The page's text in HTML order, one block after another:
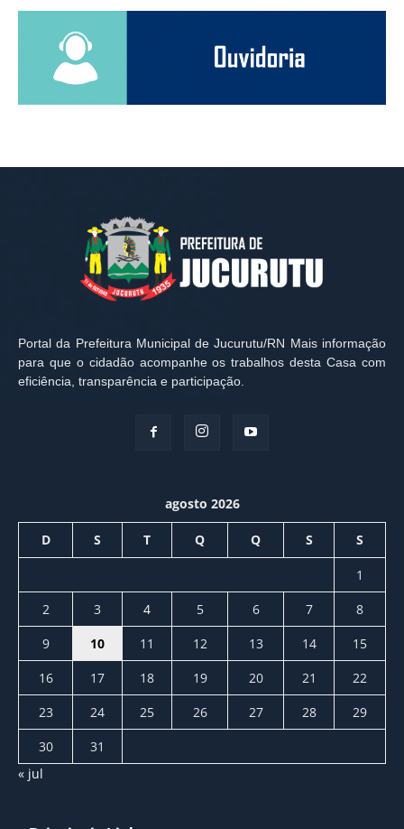
Portal da Prefeitura Municipal de Jucurutu/RN Mais informação
para que o cidadão acompanhe os trabalhos desta Casa com
eficiência, transparência e participação.
agosto 2026
D S T Q Q S S
1
2
3 4 5 6 7
8
9
10 11 12 13 14
15
16
17 18 19 20 21
22
23
24 25 26 27 28
29
30
31
« jul